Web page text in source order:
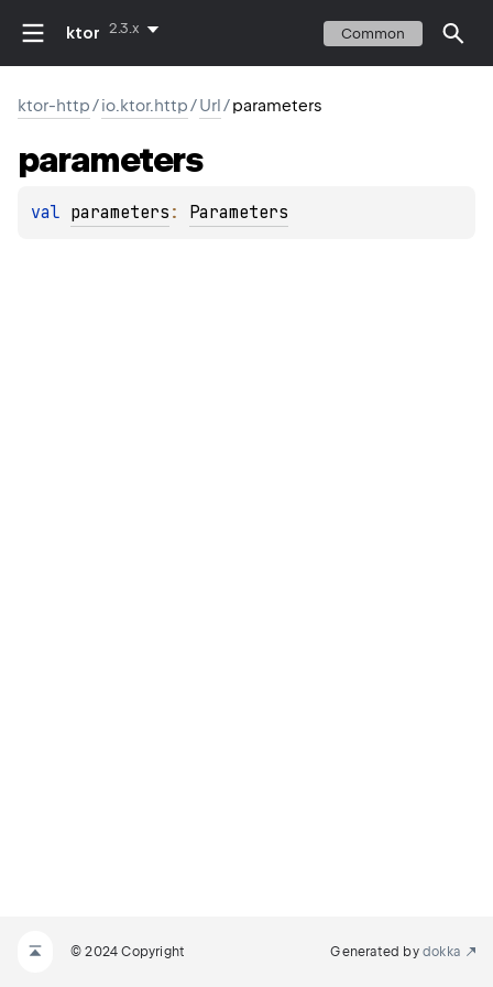
ktor 2.3.x Common
ktor-http/io.ktor.http/Url/parameters
parameters
val parameters : Parameters
© 2024 Copyright Generated by dokka